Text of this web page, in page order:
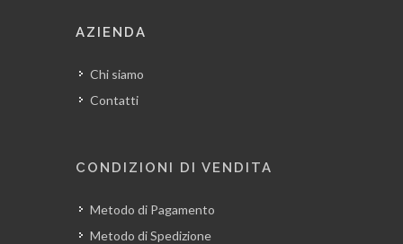
AZIENDA
Chi siamo
Contatti
CONDIZIONI DI VENDITA
Metodo di Pagamento
Metodo di Spedizione